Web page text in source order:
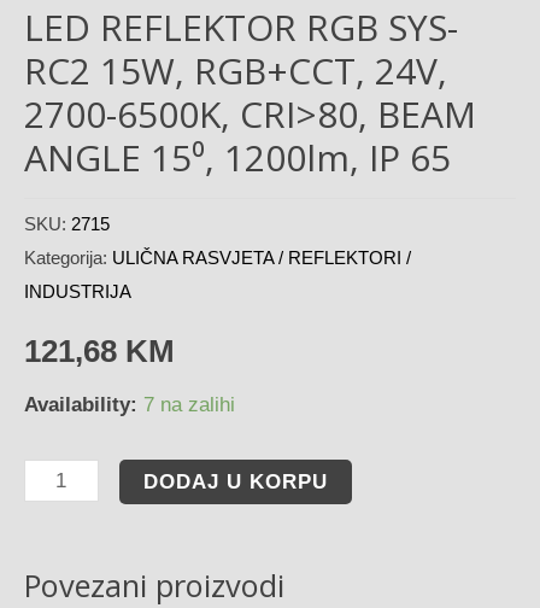
LED REFLEKTOR RGB SYS-
RC2 15W, RGB+CCT, 24V,
2700-6500K, CRI>80, BEAM
ANGLE 15⁰, 1200lm, IP 65
SKU: 2715
Kategorija: ULIČNA RASVJETA / REFLEKTORI /
INDUSTRIJA
121,68 KM
Availability: 7 na zalihi
DODAJ U KORPU
Povezani proizvodi